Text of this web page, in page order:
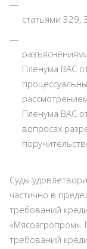
статьями 329,
Пленума ВАС
Пленума ВАС
вопросах
Суды
частично в
требований
«Мясоагропром».
требований